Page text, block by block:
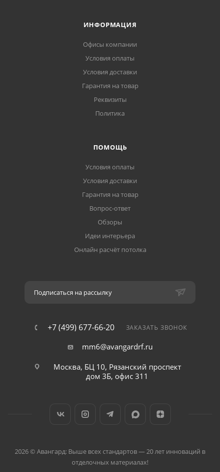
ИНФОРМАЦИЯ
Офисы компании
Условия оплаты
Условия доставки
Гарантия на товар
Реквизиты
Политика
ПОМОЩЬ
Условия оплаты
Условия доставки
Гарантия на товар
Вопрос-ответ
Обзоры
Идеи интерьера
Онлайн расчёт потолка
Подписаться на рассылку
+7 (499) 677-66-20 ЗАКАЗАТЬ ЗВОНОК
mm6@avangardrf.ru
Москва, БЦ 10, Рязанский проспект
дом 3Б, офис 311
2026 © Авангард: Выше всех стандартов — 20 лет инноваций в
отделочных материалах!